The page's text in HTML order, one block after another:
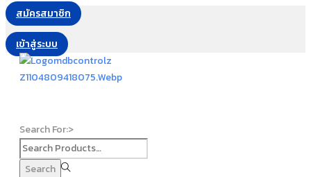
สมัครสมาชิก
เข้าสู่ระบบ
Search For:>
Search